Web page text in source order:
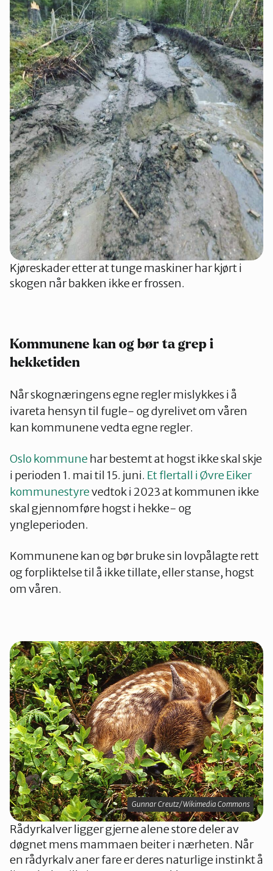
Kjøreskader etter at tunge maskiner har kjørt i
skogen når bakken ikke er frossen.
Kommunene kan og bør ta grep i
hekketiden
Når skognæringens egne regler mislykkes i å
ivareta hensyn til fugle- og dyrelivet om våren
kan kommunene vedta egne regler.
Oslo kommunehar bestemt at hogst ikke skal skje
i perioden 1. mai til 15. juni. Et flertall i Øvre Eiker
kommunestyrevedtok i 2023 at kommunen ikke
skal gjennomføre hogst i hekke- og
yngleperioden.
Kommunene kan og bør bruke sin lovpålagte rett
og forpliktelse til å ikke tillate, eller stanse, hogst
om våren.
Gunnar Creutz/Wikimedia Commons
Rådyrkalver ligger gjerne alene store deler av
døgnet mens mammaen beiter i nærheten. Når
en rådyrkalv aner fare er deres naturlige instinkt å